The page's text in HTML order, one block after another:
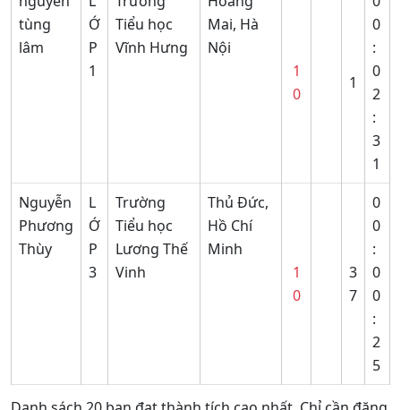
tùng
lâm
Ớ
P
1
Tiểu học
Vĩnh Hưng
Mai, Hà
Nội
1
0
1
0
:
0
2
:
3
1
Nguyễn
Phương
Thùy
L
Ớ
P
3
Trường
Tiểu học
Lương Thế
Vinh
Thủ Đức,
Hồ Chí
Minh
1
0
3
7
0
0
:
0
0
:
2
5